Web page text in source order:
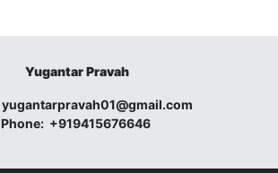
Yugantar Pravah
yugantarpravah01@gmail.com
Phone: +919415676646